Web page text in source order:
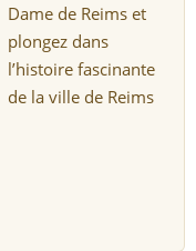
Dame de Reims et
plongez dans
l’histoire fascinante
de la ville de Reims